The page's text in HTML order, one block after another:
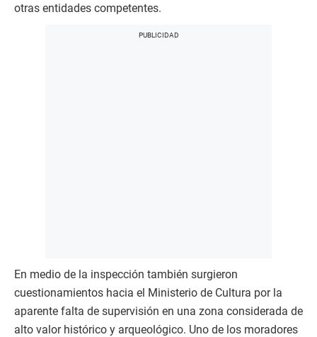
otras entidades competentes.
En medio de la inspección también surgieron
cuestionamientos hacia el Ministerio de Cultura por la
aparente falta de supervisión en una zona considerada de
alto valor histórico y arqueológico. Uno de los moradores